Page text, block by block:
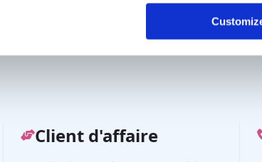
UPSIT Test Olfactif (paquet/7)
Client d'affaire